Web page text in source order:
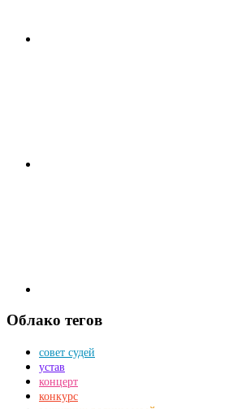
Облако тегов
совет судей
устав
концерт
конкурс